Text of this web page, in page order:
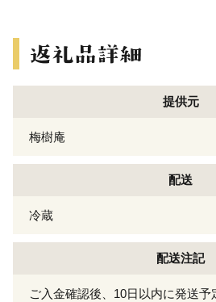
提供元
梅樹庵
配送
冷蔵
配送注記
ご入金確認後、10日以内に発送予